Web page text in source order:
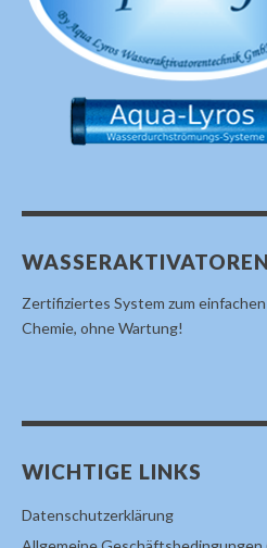
Zertifiziertes System zum
Chemie, ohne Wartung!
WICHTIGE LINKS
Datenschutzerklärung